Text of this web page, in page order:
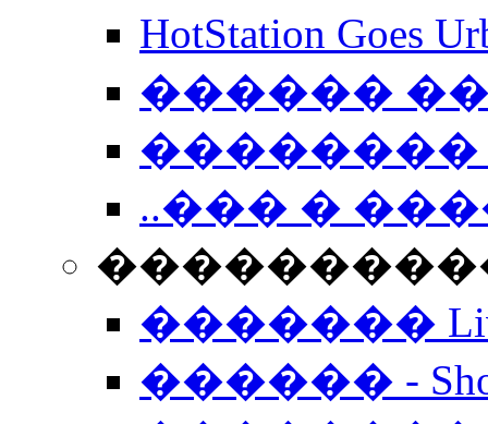
HotStation
������
��������
..��� �
����������
�������
������ -